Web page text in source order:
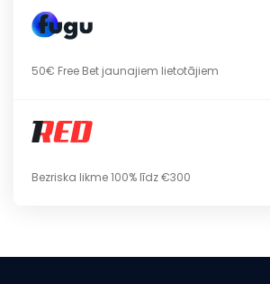
50€ Free Bet jaunajiem lietotājiem
Bezriska likme 100% līdz €300